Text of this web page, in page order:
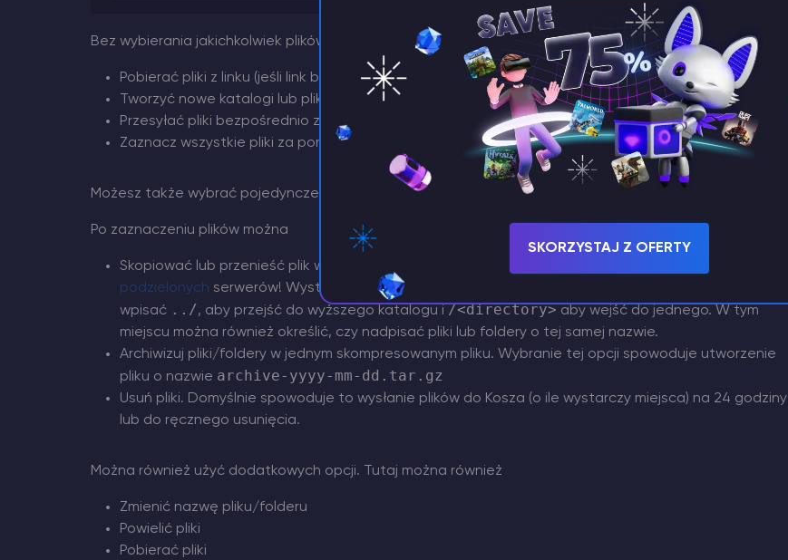
Bez wybierania jakichkolwiek plików można
Pobierać pliki z linku (jeśli link bezpośrednio prowadzi do pliku!).
Tworzyć nowe katalogi lub pliki
Przesyłać pliki bezpośrednio z komputera
Zaznacz wszystkie pliki za pomocą pola wyboru w lewym górnym rogu.
Możesz także wybrać pojedyncze pliki, klikając pole wyboru po lewej stronie nazwy pliku.
Po zaznaczeniu plików można
Skopiować lub przenieść plik w obrębie katalogów bieżącego serwera lub nawet do innych
podzielonych serwerów! Wystarczy wybrać nazwę serwera i wprowadzić katalog docelowy. Możesz
wpisać ../, aby przejść do wyższego katalogu i /<directory> aby wejść do jednego. W tym
miejscu można również określić, czy nadpisać pliki lub foldery o tej samej nazwie.
Archiwizuj pliki/foldery w jednym skompresowanym pliku. Wybranie tej opcji spowoduje utworzenie
pliku o nazwie archive-yyyy-mm-dd.tar.gz
Usuń pliki. Domyślnie spowoduje to wysłanie plików do Kosza (o ile wystarczy miejsca) na 24 godziny
lub do ręcznego usunięcia.
Można również użyć dodatkowych opcji. Tutaj można również
Zmienić nazwę pliku/folderu
Powielić pliki
Pobierać pliki
SKORZYSTAJ Z OFERTY